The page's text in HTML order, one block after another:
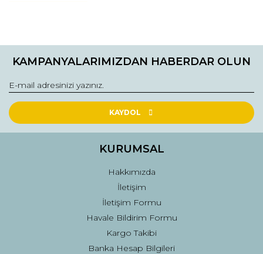
konularda yetersiz gördüğünüz noktaları öneri formunu
Görüş ve önerileriniz için teşekkür ederiz.
Ürün resmi kalitesiz, bozuk veya görüntülenemiyor.
Ürün açıklamasında eksik bilgiler bulunuyor.
Ürün fiyatı diğer sitelerden daha pahalı.
Gönder
KAMPANYALARIMIZDAN HABERDAR OLUN
KAYDOL
KURUMSAL
Hakkımızda
İletişim
İletişim Formu
Havale Bildirim Formu
Kargo Takibi
Banka Hesap Bilgileri